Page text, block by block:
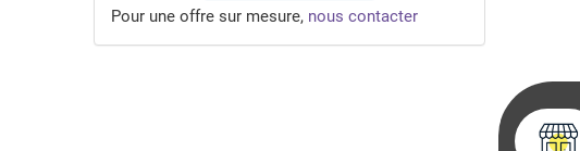
Pour une offre sur mesure, nous contacter